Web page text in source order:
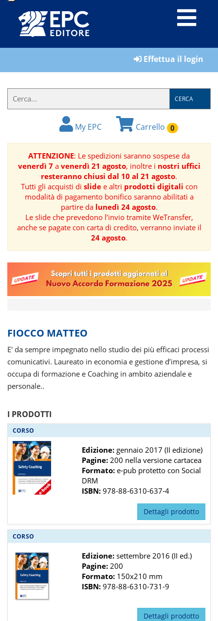
LIBRI
IL
FORMATORE
BOOK
RIVISTE
MANUALISTICA
SOFTWARE
AREE
TEMATICHE
Effettua il login
CERCA
My EPC Carrello 0
ATTENZIONE: Le spedizioni saranno sospese da
venerdì 7a venerdì 21 agosto, inoltre i nostri uffici
resteranno chiusi dal 10 al 21 agosto.
Tutti gli acquisti di slidee altri prodotti digitali con
modalità di pagamento bonifico saranno abilitati a
partire da lunedì 24 agosto.
Le slide che prevedono l’invio tramite WeTransfer,
anche se pagate con carta di credito, verranno inviate il
24 agosto.
FIOCCO MATTEO
E' da sempre impegnato nello studio dei più efficaci processi
comunicativi. Laureato in economia e gestione d’impresa, si
occupa di formazione e Coaching in ambito aziendale e
personale..
I PRODOTTI
CORSO
Edizione:gennaio 2017 (II edizione)
Pagine: 200 nella versione cartacea
Formato:e-pub protetto con Social
DRM
ISBN:978-88-6310-637-4
Dettagli prodotto
CORSO
Edizione:settembre 2016 (II ed.)
Pagine: 200
Formato:150x210 mm
ISBN:978-88-6310-731-9
Dettagli prodotto